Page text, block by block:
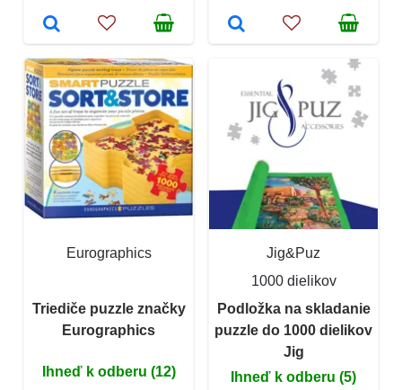
Eurographics
Triediče puzzle značky
Eurographics
Ihneď k odberu (12)
Jig&Puz
1000 dielikov
Podložka na skladanie
puzzle do 1000 dielikov
Jig
Ihneď k odberu (5)